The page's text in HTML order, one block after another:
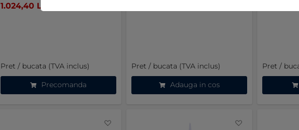
1.024,40 LEI
Pret / bucata (TVA inclus)
Precomanda
Pret / bucata (TVA inclus)
Adauga in cos
Pret /